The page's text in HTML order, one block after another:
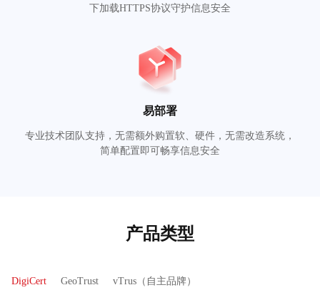
下加载HTTPS协议守护信息安全
易部署
专业技术团队支持，无需额外购置软、硬件，无需改造系统，
简单配置即可畅享信息安全
产品类型
DigiCert GeoTrust vTrus（自主品牌）